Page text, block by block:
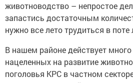
животноводство – непростое
запастись достаточным
нужно все лето трудиться в поте
В нашем районе действует
нацеленных на развитие
поголовья КРС в частном